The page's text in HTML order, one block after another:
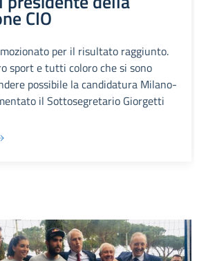
CIO
per il risultato raggiunto.
sport e tutti coloro che si sono
possibile la candidatura Milano-
il Sottosegretario Giorgetti